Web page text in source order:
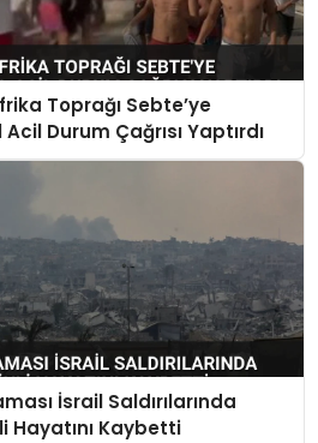
Toprağı Sebte’ye
Durum Çağrısı Yaptırdı
İsrail Saldırılarında
Hayatını Kaybetti